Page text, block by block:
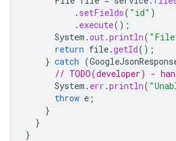
. setFields( "id" )
. execute();
System .out.println(
return file.getId();
} catch (
// TODO(developer) -
System . err .println(
throw e ;
}
}
}